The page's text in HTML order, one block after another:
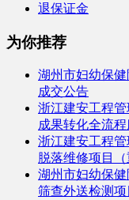
退保证金
为你推荐
湖州市妇幼保
成交公告
浙江建安工程
成果转化全流
浙江建安工程
脱落维修项目
湖州市妇幼保
筛查外送检测